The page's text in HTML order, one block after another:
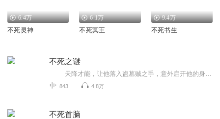
6.4万
不死灵神
6.1万
不死冥王
9.4万
不死书生
不死之谜
843 4.8万
不死首脑